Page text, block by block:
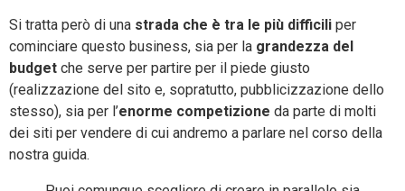
Si tratta però di una strada che è tra le più difficili per
cominciare questo business, sia per la grandezza del
budget che serve per partire per il piede giusto
(realizzazione del sito e, sopratutto, pubblicizzazione dello
stesso), sia per l’enorme competizione da parte di molti
dei siti per vendere di cui andremo a parlare nel corso della
nostra guida.